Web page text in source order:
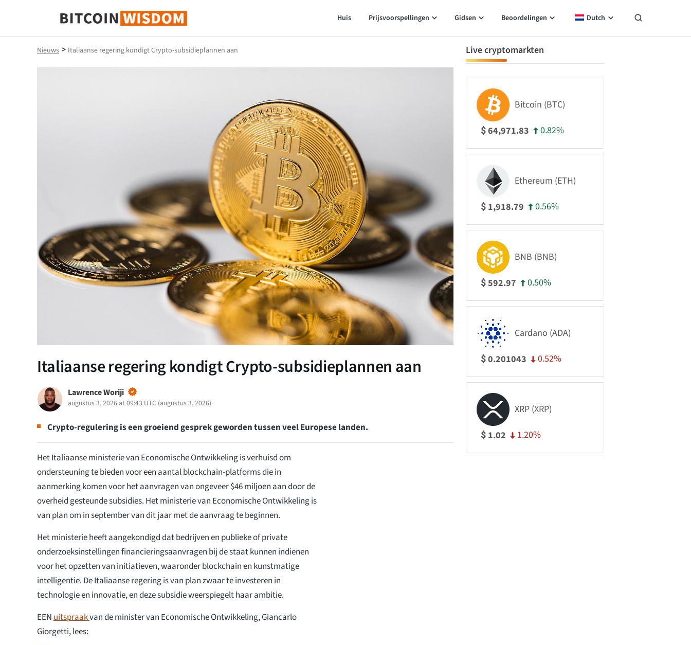
Bitcoin-wijsheid
Huis Prijsvoorspellingen Gidsen Beoordelingen Dutch
Nieuws > Italiaanse regering kondigt Crypto-subsidieplannen aan
Italiaanse regering kondigt Crypto-subsidieplannen aan
Lawrence Woriji
augustus 3, 2026 at 09:43 UTC (augustus 3, 2026)
Crypto-regulering is een groeiend gesprek geworden tussen veel Europese landen.
Het Italiaanse ministerie van Economische Ontwikkeling is verhuisd om
ondersteuning te bieden voor een aantal blockchain-platforms die in
aanmerking komen voor het aanvragen van ongeveer $46 miljoen aan door de
overheid gesteunde subsidies. Het ministerie van Economische Ontwikkeling is
van plan om in september van dit jaar met de aanvraag te beginnen.
Het ministerie heeft aangekondigd dat bedrijven en publieke of private
onderzoeksinstellingen financieringsaanvragen bij de staat kunnen indienen
voor het opzetten van initiatieven, waaronder blockchain en kunstmatige
intelligentie. De Italiaanse regering is van plan zwaar te investeren in
technologie en innovatie, en deze subsidie weerspiegelt haar ambitie.
EEN uitspraakvan de minister van Economische Ontwikkeling, Giancarlo
Giorgetti, lees:
Live cryptomarkten
Bitcoin (BTC)
$64,971.83 0.82%
Ethereum (ETH)
$ 1,918.79 0.56%
BNB (BNB)
$592.97 0.50%
Cardano (ADA)
$0.201043 0.52%
XRP (XRP)
$ 1.02 1.20%